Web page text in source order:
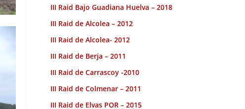
III Raid Bajo Guadiana Huelva – 2018
III Raid de Alcolea – 2012
III Raid de Alcolea- 2012
III Raid de Berja – 2011
III Raid de Carrascoy -2010
III Raid de Colmenar – 2011
III Raid de Elvas POR – 2015